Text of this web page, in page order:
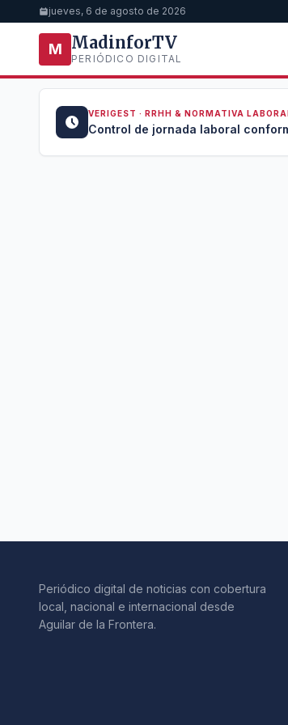
jueves, 6 de agosto de 2026
M MadinforTV
PERIÓDICO DIGITAL
VERIGEST · RRHH & NORMATIVA
Control de jornada laboral
Periódico digital de noticias con cobertura
local, nacional e internacional desde
Aguilar de la Frontera.